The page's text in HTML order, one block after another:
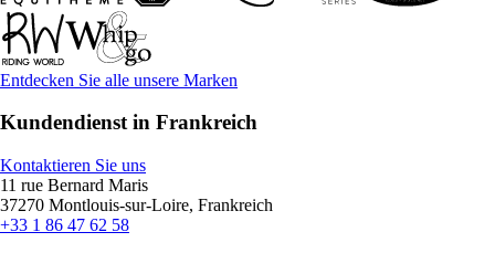
Entdecken Sie alle unsere Marken
Kundendienst in Frankreich
Kontaktieren Sie uns
11 rue Bernard Maris
37270 Montlouis-sur-Loire, Frankreich
+33 1 86 47 62 58